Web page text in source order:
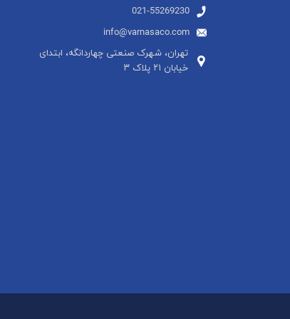
021-55269230
info@varnasaco.com
تهران، شهرک صنعتی چهاردانگه، ابتدای
خیابان ۲۱ پلاک ۳